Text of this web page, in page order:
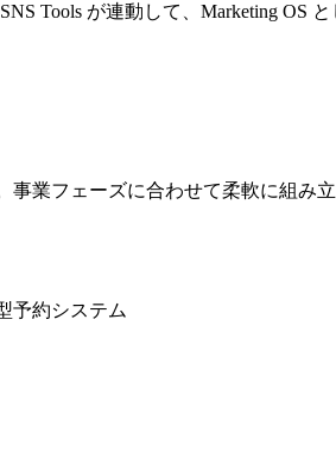
Tools が連動して、Marketing OS と
事業フェーズに合わせて柔軟に組み立
予約システム